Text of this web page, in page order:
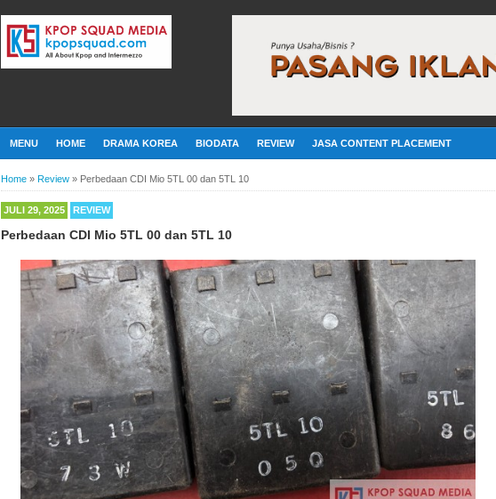
MENU HOME DRAMA KOREA BIODATA REVIEW JASA CONTENT PLACEMENT
Home » Review » Perbedaan CDI Mio 5TL 00 dan 5TL 10
JULI 29, 2025 REVIEW
Perbedaan CDI Mio 5TL 00 dan 5TL 10